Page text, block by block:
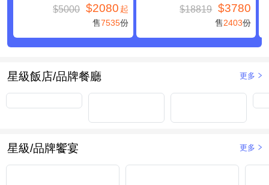
$5000 $2080 起
售7535份
$18819 $3780
售2403份
星級飯店/品牌餐廳 更多
星級/品牌饗宴 更多